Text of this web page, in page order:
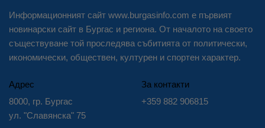
Информационният сайт www.burgasinfo.com е първият
новинарски сайт в Бургас и региона. От началото на своето
съществуване той проследява събитията от политически,
икономически, обществен, културен и спортен характер.
Адрес
8000, гр. Бургас
ул. "Славянска" 75
За контакти
+359 882 906815